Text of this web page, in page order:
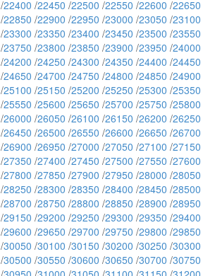
/22400 /22450 /22500 /22550 /22600 /22650
/22850 /22900 /22950 /23000 /23050 /23100
/23300 /23350 /23400 /23450 /23500 /23550
/23750 /23800 /23850 /23900 /23950 /24000
/24200 /24250 /24300 /24350 /24400 /24450
/24650 /24700 /24750 /24800 /24850 /24900
/25100 /25150 /25200 /25250 /25300 /25350
/25550 /25600 /25650 /25700 /25750 /25800
/26000 /26050 /26100 /26150 /26200 /26250
/26450 /26500 /26550 /26600 /26650 /26700
/26900 /26950 /27000 /27050 /27100 /27150
/27350 /27400 /27450 /27500 /27550 /27600
/27800 /27850 /27900 /27950 /28000 /28050
/28250 /28300 /28350 /28400 /28450 /28500
/28700 /28750 /28800 /28850 /28900 /28950
/29150 /29200 /29250 /29300 /29350 /29400
/29600 /29650 /29700 /29750 /29800 /29850
/30050 /30100 /30150 /30200 /30250 /30300
/30500 /30550 /30600 /30650 /30700 /30750